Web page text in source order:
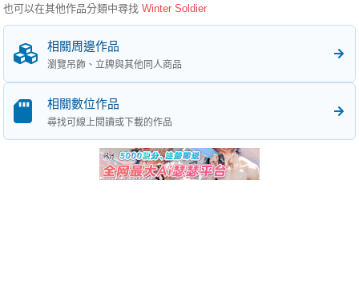
也可以在其他作品分類中尋找Winter Soldier
相關周邊作品
瀏覽吊飾、立牌與其他同人商品
相關數位作品
尋找可線上閱讀或下載的作品